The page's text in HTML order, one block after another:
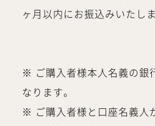
ヶ月以内にお振込みいたしま
※ ご購入者様本人名義の銀
なります。
※ ご購入者様と口座名義人